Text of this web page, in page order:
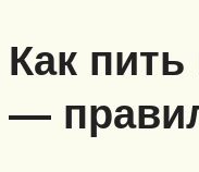
Как
—